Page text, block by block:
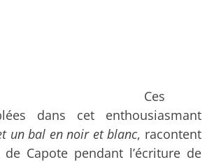
Ces
dans cet enthousiasmant
un bal en noir et blanc, racontent
de Capote pendant l’écriture de